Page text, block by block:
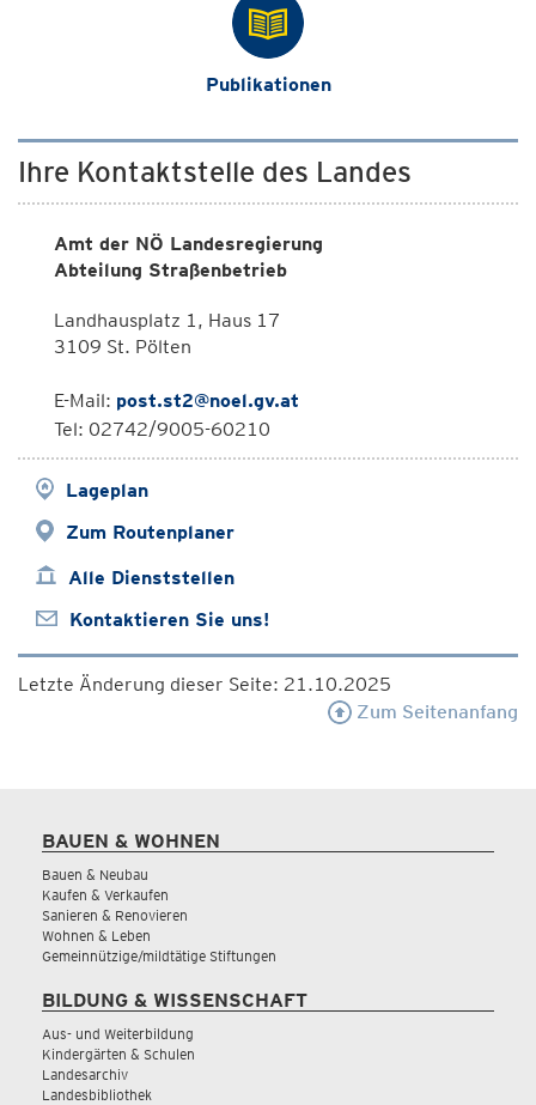
Publikationen
Ihre Kontaktstelle des Landes
Amt der NÖ Landesregierung
Abteilung Straßenbetrieb
Landhausplatz 1, Haus 17
3109 St. Pölten
E-Mail: post.st2@noel.gv.at
Tel: 02742/9005-60210
Lageplan
Zum Routenplaner
Alle Dienststellen
Kontaktieren Sie uns!
Letzte Änderung dieser Seite: 21.10.2025
Zum Seitenanfang
BAUEN & WOHNEN
Bauen & Neubau
Kaufen & Verkaufen
Sanieren & Renovieren
Wohnen & Leben
Gemeinnützige/mildtätige Stiftungen
BILDUNG & WISSENSCHAFT
Aus- und Weiterbildung
Kindergärten & Schulen
Landesarchiv
Landesbibliothek